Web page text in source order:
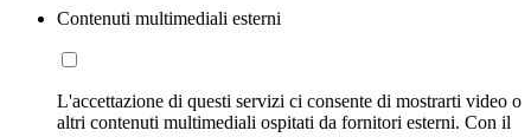
Contenuti multimediali esterni
L'accettazione di questi servizi ci consente di mostrarti video o
altri contenuti multimediali ospitati da fornitori esterni. Con il